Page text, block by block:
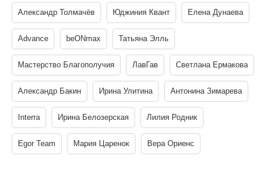
Александр Толмачёв Юджиния Квант Елена Дунаева
Advance beONmax Татьяна Элль
Мастерство Благополучия ЛавГав Светлана Ермакова
Александр Бакин Ирина Улитина Антонина Зимарева
Interra Ирина Белозерская Лилия Родник
Egor Team Мария Царенок Вера Ориенс